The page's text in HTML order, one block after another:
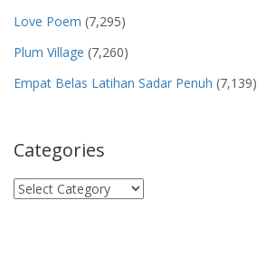
Love Poem (7,295)
Plum Village (7,260)
Empat Belas Latihan Sadar Penuh (7,139)
Categories
Categories